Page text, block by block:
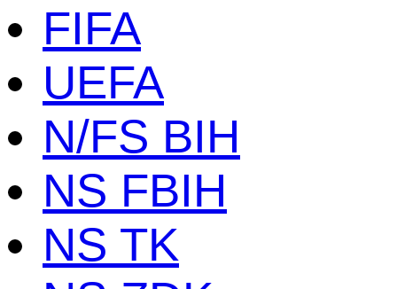
FIFA
UEFA
N/FS BIH
NS FBIH
NS TK